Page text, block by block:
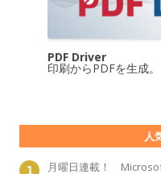
PDF Driver
印刷からPDFを生成
人
月曜日連載！